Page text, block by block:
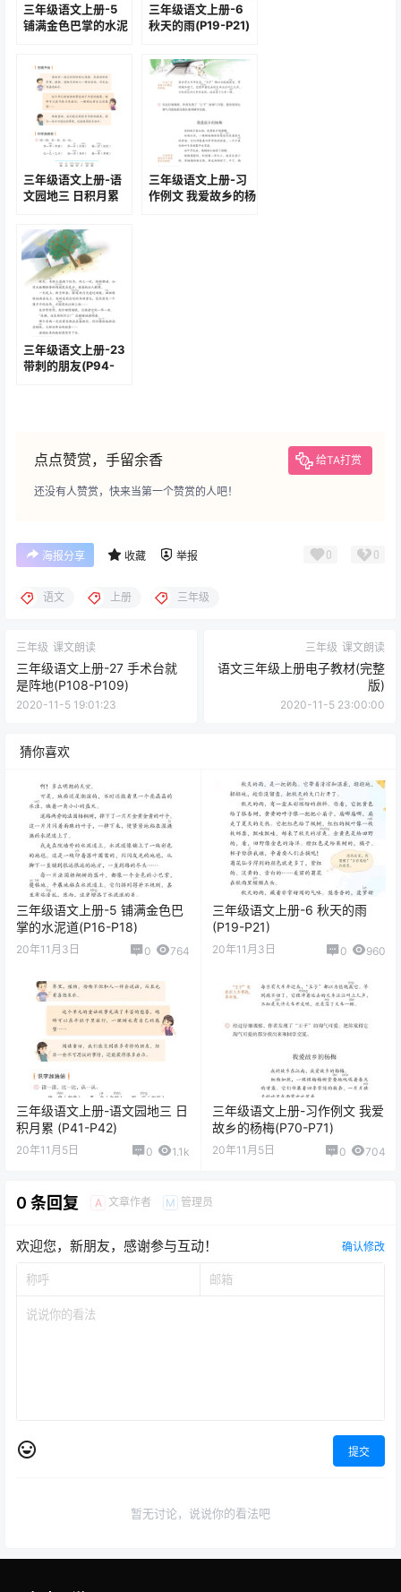
三年级语文上册-5
铺满金色巴掌的水泥
三年级语文上册-6
秋天的雨(P19-P21)
三年级语文上册-语
文园地三 日积月累
三年级语文上册-习
作例文 我爱故乡的杨
三年级语文上册-23
带刺的朋友(P94-
点点赞赏，手留余香 给TA打赏
还没有人赞赏，快来当第一个赞赏的人吧！
海报分享 收藏 举报 0 0
语文 上册 三年级
三年级 课文朗读
三年级语文上册-27 手术台就
是阵地(P108-P109)
2020-11-5 19:01:23
三年级 课文朗读
语文三年级上册电子教材(完整
版)
2020-11-5 23:00:00
猜你喜欢
三年级语文上册-5 铺满金色巴
掌的水泥道(P16-P18)
20年11月3日 0 764
三年级语文上册-6 秋天的雨
(P19-P21)
20年11月3日 0 960
三年级语文上册-语文园地三 日
积月累 (P41-P42)
20年11月5日 0 1.1k
三年级语文上册-习作例文 我爱
故乡的杨梅(P70-P71)
20年11月5日 0 704
0 条回复 A 文章作者 M 管理员
欢迎您，新朋友，感谢参与互动！ 确认修改
提交
暂无讨论，说说你的看法吧